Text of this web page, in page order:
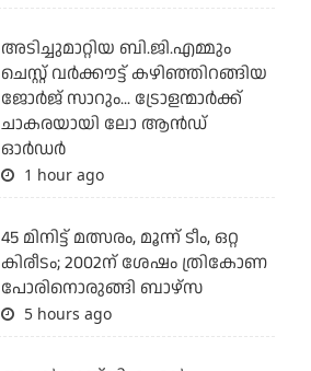
അടിച്ചുമാറ്റിയ ബി.ജി.എമ്മും
ചെസ്റ്റ് വര്‍ക്കൗട്ട് കഴിഞ്ഞിറങ്ങിയ
ജോര്‍ജ് സാറും... ട്രോളന്മാര്‍ക്ക്
ചാകരയായി ലോ ആന്‍ഡ്
ഓര്‍ഡര്‍
1 hour ago
45 മിനിട്ട് മത്സരം, മൂന്ന് ടീം, ഒറ്റ
കിരീടം; 2002ന് ശേഷം ത്രികോണ
പോരിനൊരുങ്ങി ബാഴ്‌സ
5 hours ago